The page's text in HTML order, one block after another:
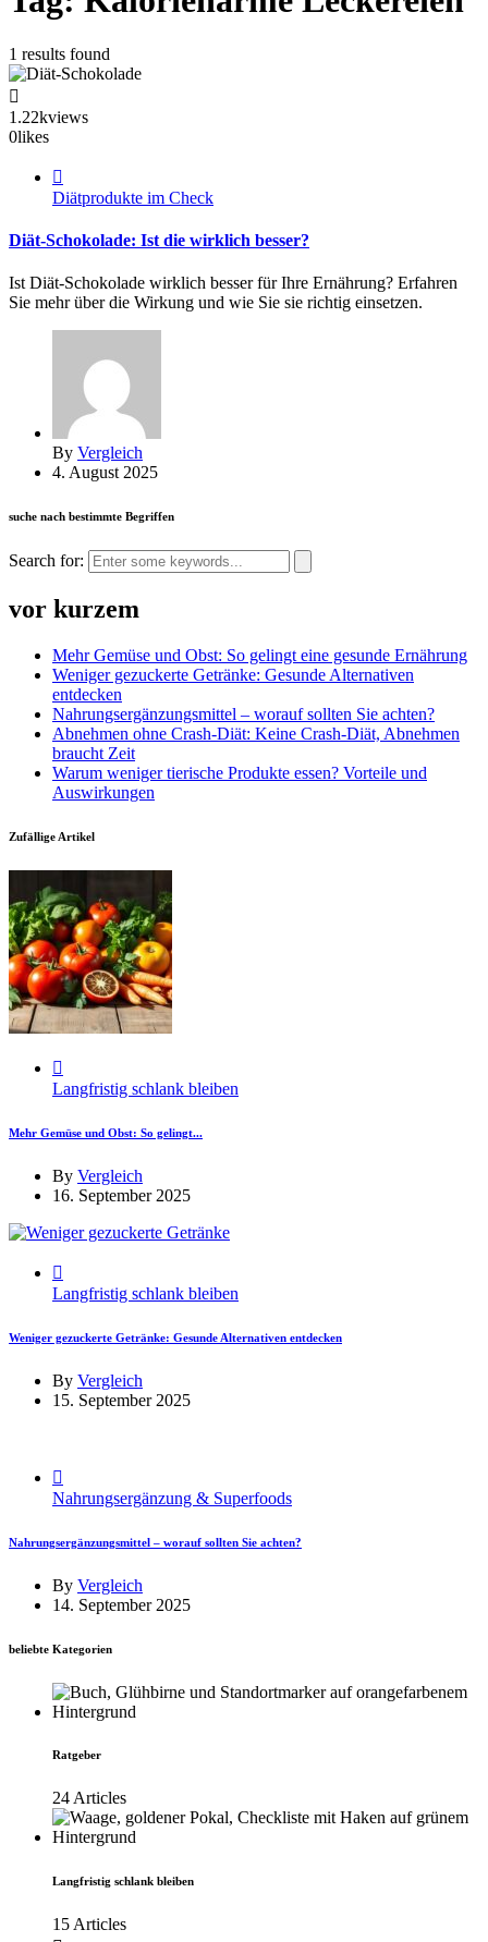
1 results found
1.22kviews
0likes
Diätprodukte im Check
Diät-Schokolade: Ist die wirklich besser?
Ist Diät-Schokolade wirklich besser für Ihre Ernährung? Erfahren
Sie mehr über die Wirkung und wie Sie sie richtig einsetzen.
By Vergleich
4. August 2025
suche nach bestimmte Begriffen
Search for:
vor kurzem
Mehr Gemüse und Obst: So gelingt eine gesunde Ernährung
Weniger gezuckerte Getränke: Gesunde Alternativen
entdecken
Nahrungsergänzungsmittel – worauf sollten Sie achten?
Abnehmen ohne Crash-Diät: Keine Crash-Diät, Abnehmen
braucht Zeit
Warum weniger tierische Produkte essen? Vorteile und
Auswirkungen
Zufällige Artikel
Langfristig schlank bleiben
Mehr Gemüse und Obst: So gelingt...
By Vergleich
16. September 2025
Langfristig schlank bleiben
Weniger gezuckerte Getränke: Gesunde Alternativen entdecken
By Vergleich
15. September 2025
Nahrungsergänzung & Superfoods
Nahrungsergänzungsmittel – worauf sollten Sie achten?
By Vergleich
14. September 2025
beliebte Kategorien
Ratgeber
24 Articles
Langfristig schlank bleiben
15 Articles